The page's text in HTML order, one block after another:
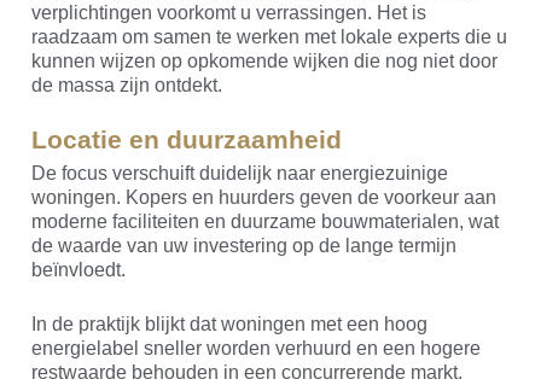
verplichtingen voorkomt u verrassingen. Het is
raadzaam om samen te werken met lokale experts die u
kunnen wijzen op opkomende wijken die nog niet door
de massa zijn ontdekt.
Locatie en duurzaamheid
De focus verschuift duidelijk naar energiezuinige
woningen. Kopers en huurders geven de voorkeur aan
moderne faciliteiten en duurzame bouwmaterialen, wat
de waarde van uw investering op de lange termijn
beïnvloedt.
In de praktijk blijkt dat woningen met een hoog
energielabel sneller worden verhuurd en een hogere
restwaarde behouden in een concurrerende markt.